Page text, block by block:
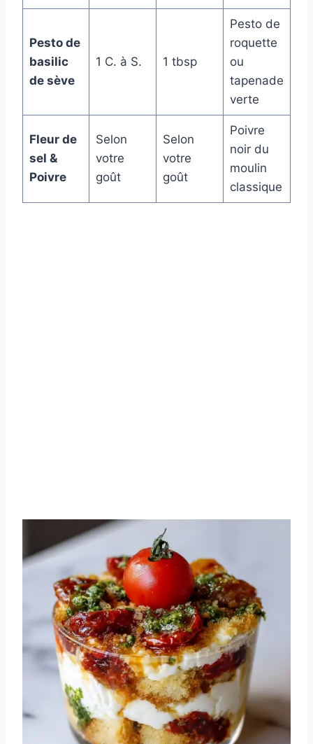
Pesto de
basilic
de sève
1 C. à S. 1 tbsp
Pesto de
roquette
ou
tapenade
verte
Fleur de
sel &
Poivre
Selon
votre
goût
Selon
votre
goût
Poivre
noir du
moulin
classique